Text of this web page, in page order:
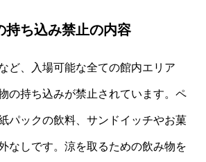
持ち込み禁止の内容
ど、入場可能な全ての館内エリア
の持ち込みが禁止されています。ペ
パックの飲料、サンドイッチやお菓
なしです。涼を取るための飲み物を